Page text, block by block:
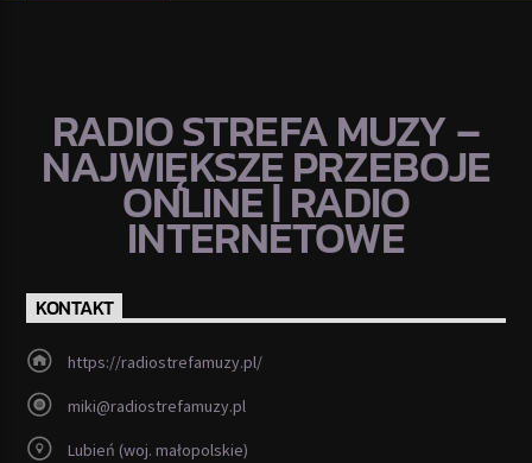
RADIO STREFA MUZY –
NAJWIĘKSZE PRZEBOJE
ONLINE | RADIO
INTERNETOWE
KONTAKT
https://radiostrefamuzy.pl/
miki@radiostrefamuzy.pl
Lubień (woj. małopolskie)